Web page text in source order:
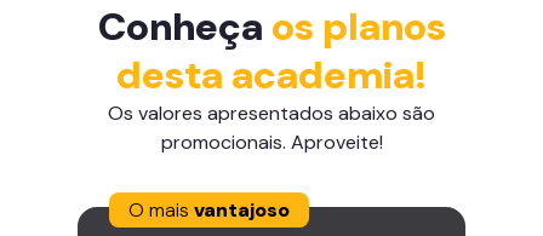
Conheça os planos
desta academia!
Os valores apresentados abaixo são
promocionais. Aproveite!
O mais vantajoso